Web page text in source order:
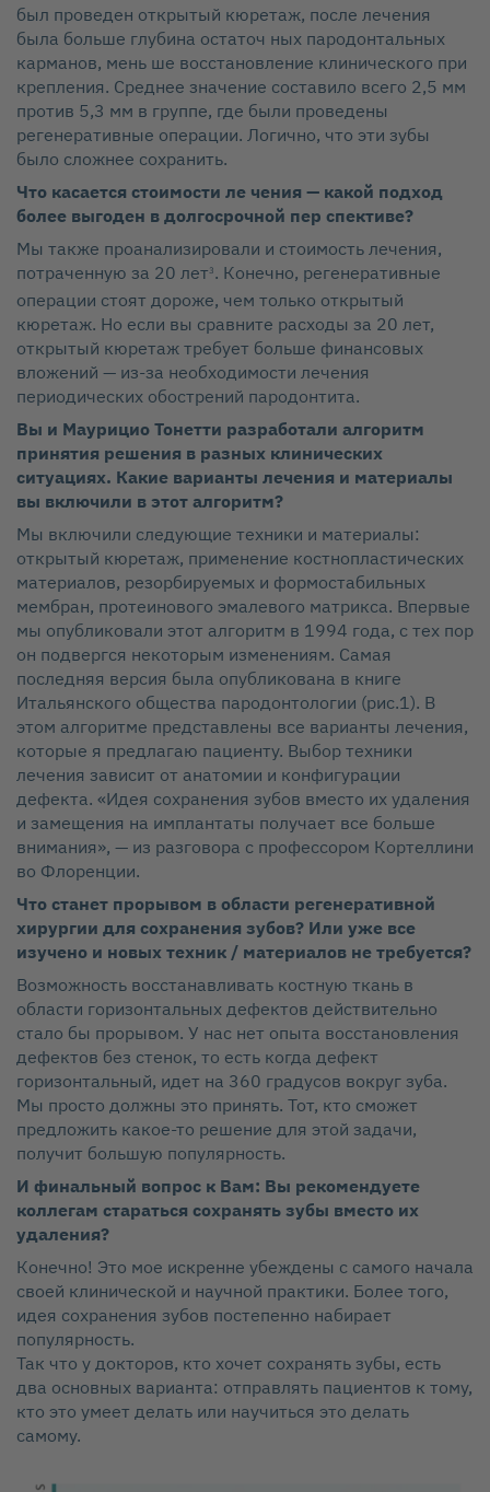
был проведен открытый кюретаж, после лечения
была больше глубина остаточ ных пародонтальных
карманов, мень ше восстановление клинического при
крепления. Среднее значение составило всего 2,5 мм
против 5,3 мм в группе, где были проведены
регенеративные операции. Логично, что эти зубы
было сложнее сохранить.
Что касается стоимости ле чения — какой подход
более выгоден в долгосрочной пер спективе?
Мы также проанализировали и стоимость лечения,
потраченную за 20 лет3 . Конечно, регенеративные
операции стоят дороже, чем только открытый
кюретаж. Но если вы сравните расходы за 20 лет,
открытый кюретаж требует больше финансовых
вложений — из‑за необходимости лечения
периодических обострений пародонтита.
Вы и Маурицио Тонетти разработали алгоритм
принятия решения в разных клинических
ситуациях. Какие варианты лечения и материалы
вы включили в этот алгоритм?
Мы включили следующие техники и материалы:
открытый кюретаж, применение костнопластических
материалов, резорбируемых и формостабильных
мембран, протеинового эмалевого матрикса. Впервые
мы опубликовали этот алгоритм в 1994 года, с тех пор
он подвергся некоторым изменениям. Самая
последняя версия была опубликована в книге
Итальянского общества пародонтологии (рис.1). В
этом алгоритме представлены все варианты лечения,
которые я предлагаю пациенту. Выбор техники
лечения зависит от анатомии и конфигурации
дефекта. «Идея сохранения зубов вместо их удаления
и замещения на имплантаты получает все больше
внимания», — из разговора с профессором Кортеллини
во Флоренции.
Что станет прорывом в области регенеративной
хирургии для сохранения зубов? Или уже все
изучено и новых техник / материалов не требуется?
Возможность восстанавливать костную ткань в
области горизонтальных дефектов действительно
стало бы прорывом. У нас нет опыта восстановления
дефектов без стенок, то есть когда дефект
горизонтальный, идет на 360 градусов вокруг зуба.
Мы просто должны это принять. Тот, кто сможет
предложить какое‑то решение для этой задачи,
получит большую популярность.
И финальный вопрос к Вам: Вы рекомендуете
коллегам стараться сохранять зубы вместо их
удаления?
Конечно! Это мое искренне убеждены с самого начала
своей клинической и научной практики. Более того,
идея сохранения зубов постепенно набирает
популярность.
Так что у докторов, кто хочет сохранять зубы, есть
два основных варианта: отправлять пациентов к тому,
кто это умеет делать или научиться это делать
самому.​​​​​​​